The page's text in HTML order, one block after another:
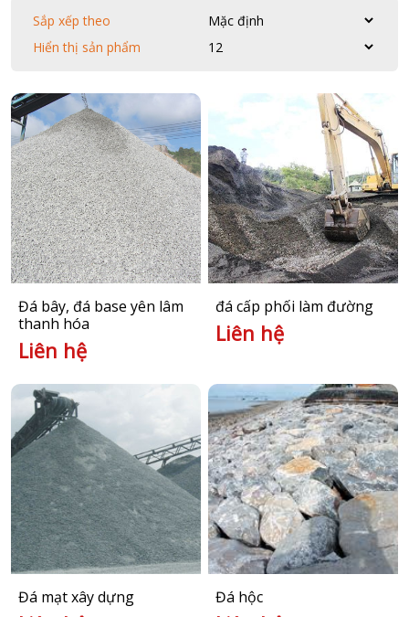
Sắp xếp theo
Hiển thị sản phẩm
Đá bây, đá base yên lâm
thanh hóa
Liên hệ
đá cấp phối làm đường
Liên hệ
Đá mạt xây dựng Đá hộc